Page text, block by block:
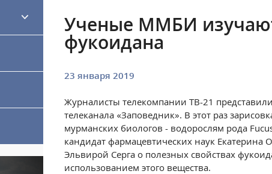
Ученые ММБИ
фукоидана
23 января 2019
Журналисты телекомпании ТВ-21
телеканала «Заповедник». В этот раз
мурманских биологов - водорослям рода
кандидат фармацевтических наук Екатерина
Эльвирой Серга о полезных свойствах
использованием этого вещества.